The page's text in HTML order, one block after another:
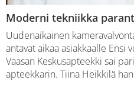
Moderni tekniikka
Uudenaikainen
antavat aikaa asiakkaalle Ensi
Vaasan Keskusapteekki sai
apteekkarin. Tiina Heikkilä